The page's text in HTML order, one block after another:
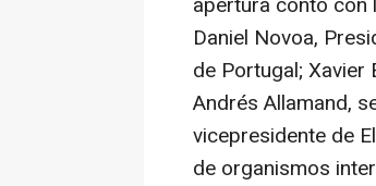
Daniel Novoa,
de Portugal;
Andrés Allamand,
vicepresidente de
de organismos